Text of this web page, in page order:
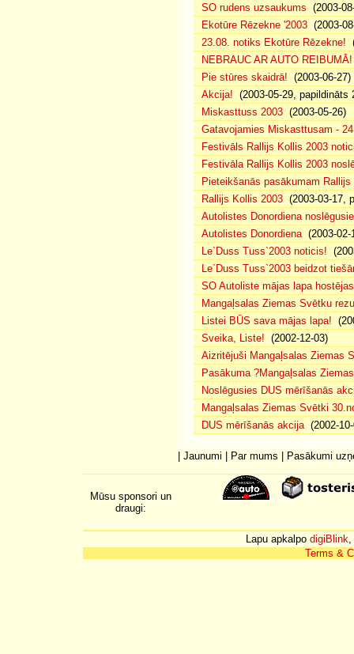
SO rudens uzsaukums (2003-
Ekotūre Rēzekne '2003 (2003-
23.08. notiks Ekotūre Rēzekne!
NEBRAUC AR AUTO REIBUMĀ!
Pie stūres skaidrā! (2003-06-27)
Akcija! (2003-05-29, papildināts
Miskasttuss 2003 (2003-05-26)
Gatavojamies Miskasttusam -
Festivāls Rallijs Kollis 2003
Festivāla Rallijs Kollis 2003
Pieteikšanās pasākumam
Rallijs Kollis 2003 (2003-03-17,
Autolistes Donordiena
Autolistes Donordiena(2003-02-
Le`Duss Tuss`2003 noticis!
Le`Duss Tuss`2003 beidzot
SO Autoliste mājas lapa
Mangaļsalas Ziemas Svētku
Listei BŪS sava mājas lapa!
Sveika, Liste! (2002-12-03)
Aizritējuši Mangaļsalas Ziemas
Pasākuma ?Mangaļsalas
Noslēgusies DUS mērīšanās
Mangaļsalas Ziemas Svētki
DUS mērīšanās akcija(2002-10-
Jaunumi Par mums Pasākumi
Mūsu sponsori un
draugi:
Lapu apkalpo digiBlink,
Terms &